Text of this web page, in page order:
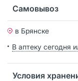
Самовывоз
в Брянске
В аптеку сегодня
Условия